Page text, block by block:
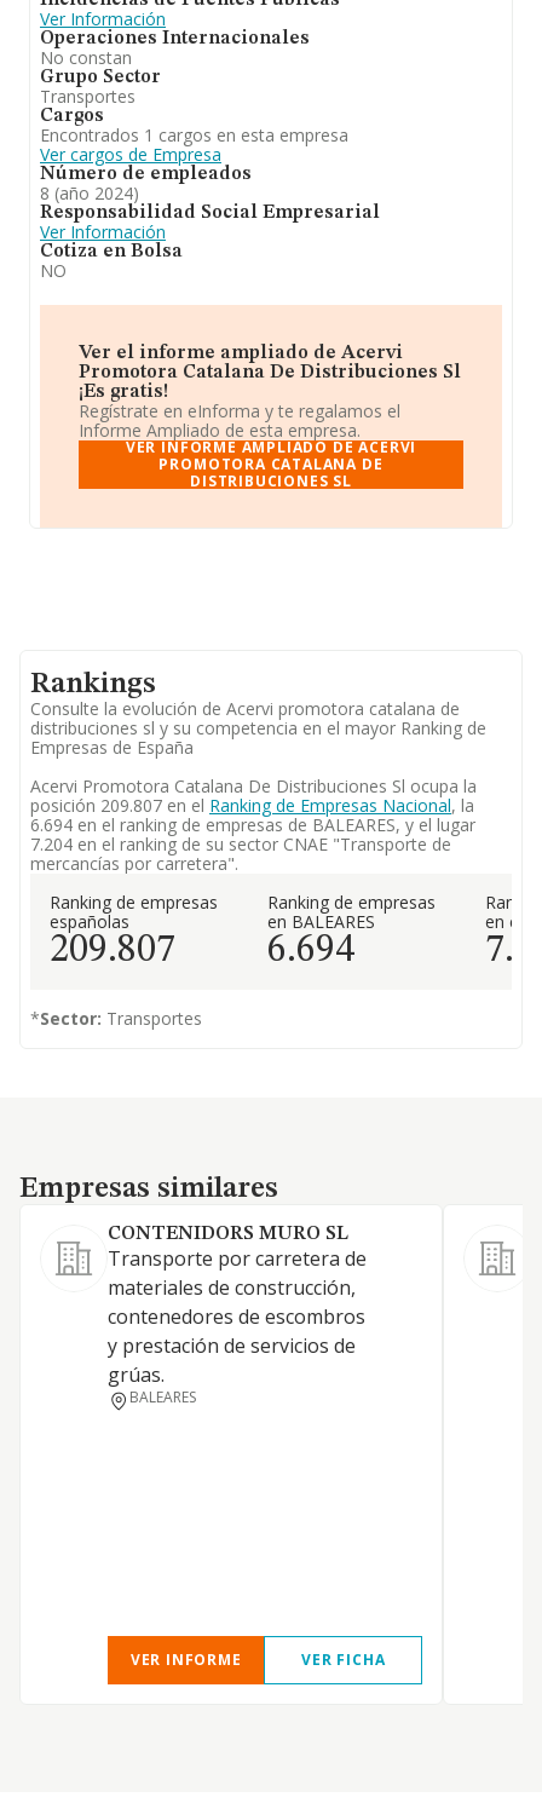
Ver Información
Operaciones Internacionales
No constan
Grupo Sector
Transportes
Cargos
Encontrados 1 cargos en esta empresa
Ver cargos de Empresa
Número de empleados
8 (año 2024)
Responsabilidad Social Empresarial
Ver Información
Cotiza en Bolsa
NO
Ver el informe ampliado de Acervi
Promotora Catalana De Distribuciones Sl
¡Es gratis!
Regístrate en eInforma y te regalamos el
Informe Ampliado de esta empresa.
VER INFORME AMPLIADO DE ACERVI
PROMOTORA CATALANA DE
DISTRIBUCIONES SL
Rankings
Consulte la evolución de Acervi promotora catalana de
distribuciones sl y su competencia en el mayor Ranking de
Empresas de España
Acervi Promotora Catalana De Distribuciones Sl ocupa la
posición 209.807 en el Ranking de Empresas Nacional, la
6.694 en el ranking de empresas de BALEARES, y el lugar
7.204 en el ranking de su sector CNAE "Transporte de
mercancías por carretera".
Ranking de empresas
españolas
209.807
Ranking de empresas
en BALEARES
6.694
en el
*Sector: Transportes
Empresas similares
Empresas similares
CONTENIDORS MURO SL
Transporte por carretera de
materiales de construcción,
contenedores de escombros
y prestación de servicios de
grúas.
BALEARES
VER INFORME VER FICHA